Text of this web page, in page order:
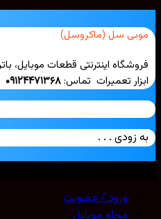
سل (ماکروسل)
اینترنتی قطعات موبایل، باتری،
تعمیرات تماس:۰۹۱۲۴۴۷۱۳۶۸
زودی . . .
ورود / عضویت